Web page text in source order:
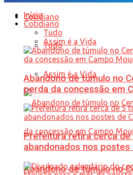
Cotidiano
Tudo
Assim é a Vida
Abandono de túmulo no
Início
Cotidiano
Tudo
Assim é a Vida
Abandono de túmulo no
perda da concessão em
Prefeitura retira cerca
abandonados nos postes